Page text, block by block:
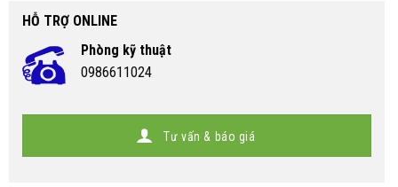
HỖ TRỢ ONLINE
Phòng kỹ thuật
0986611024
Tư vấn & báo giá